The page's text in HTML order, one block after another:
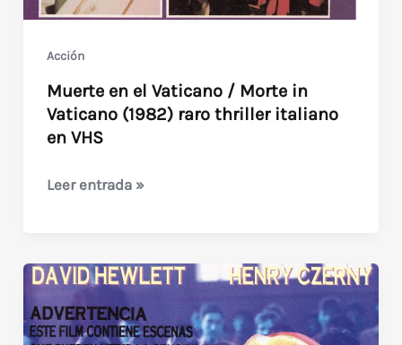
Acción
Muerte en el Vaticano / Morte in
Vaticano (1982) raro thriller italiano
en VHS
Muerte
Vaticano
/
Morte
in
Leer entrada »